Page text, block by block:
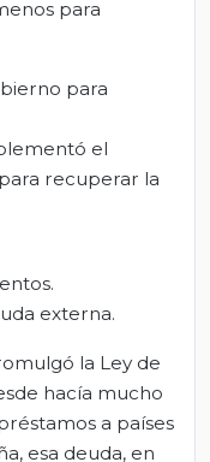
para
para
el
recuperar la
externa.
la Ley de
hacía mucho
a países
esa deuda, en